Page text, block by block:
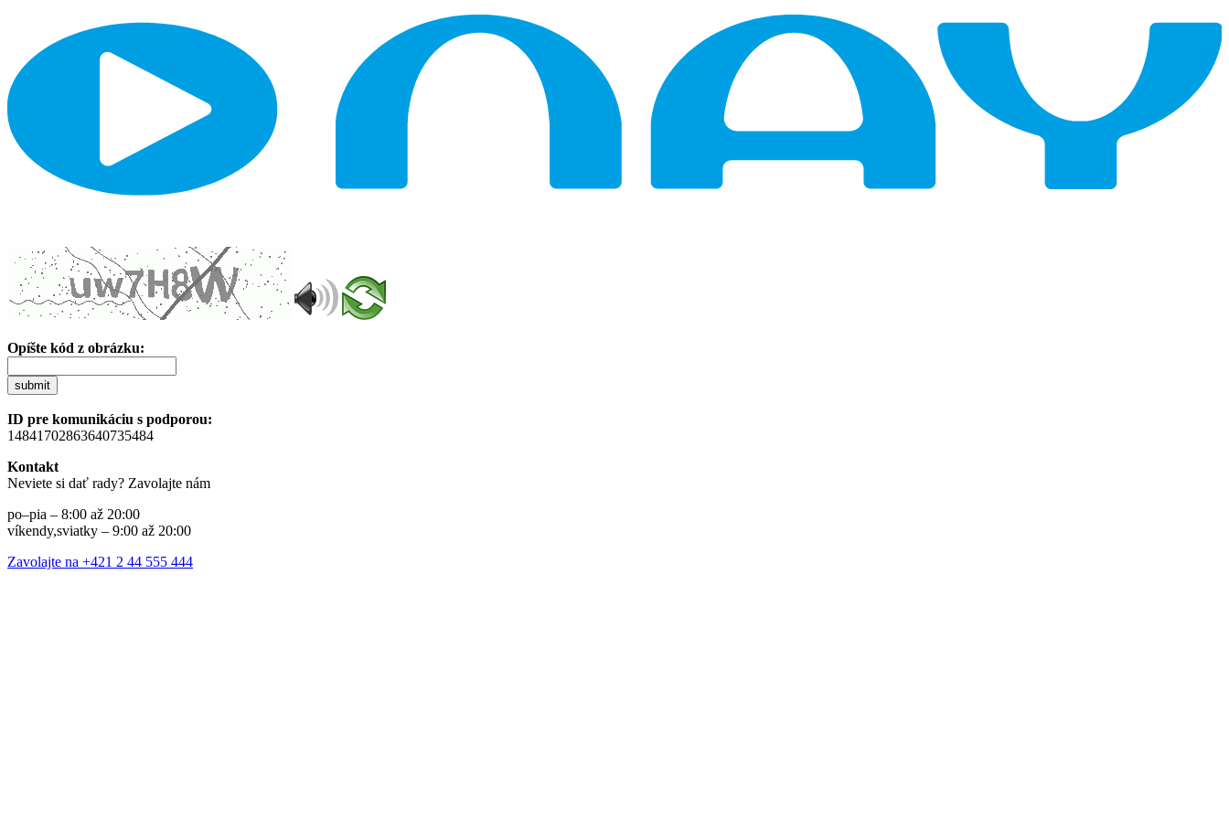
Opíšte kód z obrázku:
submit
ID pre komunikáciu s podporou:
14841702863640735484
Kontakt
Neviete si dať rady? Zavolajte nám
po–pia – 8:00 až 20:00
víkendy,sviatky – 9:00 až 20:00
Zavolajte na +421 2 44 555 444